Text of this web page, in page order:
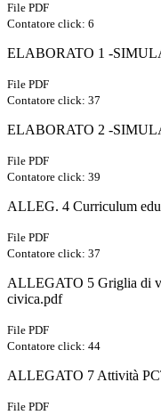
File PDF
Contatore click: 6
ELABORATO 1 -
File PDF
Contatore click: 37
ELABORATO 2 -
File PDF
Contatore click: 39
ALLEG. 4 Curriculum
File PDF
Contatore click: 37
ALLEGATO 5 Griglia di
civica.pdf
File PDF
Contatore click: 44
ALLEGATO 7 Attività
File PDF